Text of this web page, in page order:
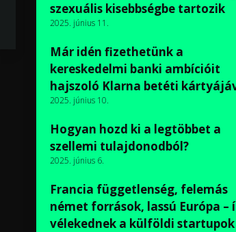
szexuális kisebbségbe tartozik
2025. június 11.
Már idén fizethetünk a
kereskedelmi banki ambícióit
hajszoló Klarna betéti
2025. június 10.
Hogyan hozd ki a legtöbbet a
szellemi tulajdonodból?
2025. június 6.
Francia függetlenség, felemás
német források, lassú Európa –
vélekednek a külföldi startupok